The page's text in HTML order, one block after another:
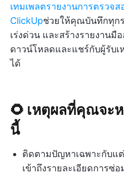
เทมเพลตรายงานการตรวจ
ClickUpช่วยให้คุณบันทึกทุก
เร่งด่วน และสร้างรายงาน
ดาวน์โหลดและแชร์กับผู้รับ
ได้
🌻 เหตุผลที่คุณจะ
นี้
ติดตามปัญหาเฉพาะกับแ
เข้าถึงรายละเอียดการซ่